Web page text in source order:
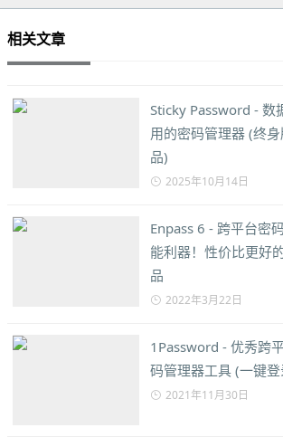
相关文章
Sticky Password - 数
用的密码管理器 (终
品)
2025年10月14日
Enpass 6 - 跨平台密
能利器！性价比更好
品
2022年3月22日
1Password - 优秀跨
码管理器工具 (一键
2021年11月30日